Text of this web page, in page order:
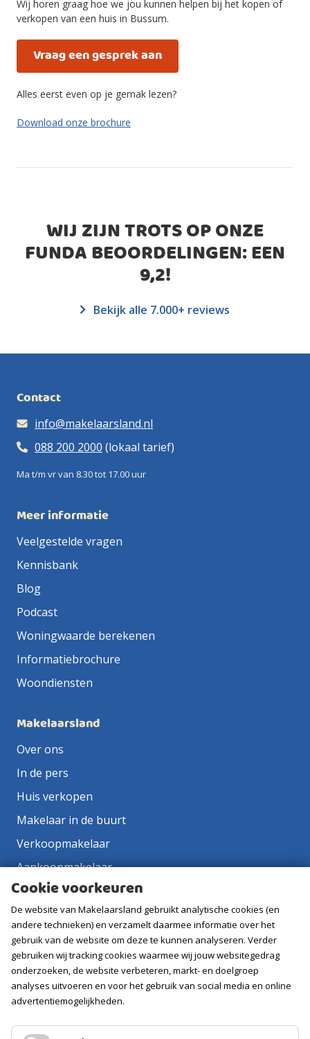
Wij horen graag hoe we jou kunnen helpen bij het kopen of
verkopen van een huis in Bussum.
Vraag een gesprek aan
Alles eerst even op je gemak lezen?
Download onze brochure
WIJ ZIJN TROTS OP ONZE
FUNDA BEOORDELINGEN: EEN
9,2!
Bekijk alle 7.000+ reviews
Contact
info@makelaarsland.nl
088 200 2000 (lokaal tarief)
Ma t/m vr van 8.30 tot 17.00 uur
Meer informatie
Veelgestelde vragen
Kennisbank
Blog
Podcast
Woningwaarde berekenen
Informatiebrochure
Woondiensten
Makelaarsland
Over ons
In de pers
Huis verkopen
Makelaar in de buurt
Verkoopmakelaar
Aankoopmakelaar
Contact
Vacatures
Volg ons
Cookie voorkeuren
De website van Makelaarsland gebruikt analytische cookies (en
andere technieken) en verzamelt daarmee informatie over het
gebruik van de website om deze te kunnen analyseren. Verder
gebruiken wij tracking cookies waarmee wij jouw websitegedrag
onderzoeken, de website verbeteren, markt- en doelgroep
analyses uitvoeren en voor het gebruik van social media en online
advertentiemogelijkheden.